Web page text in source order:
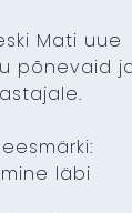
Mati uue
põnevaid
läbi